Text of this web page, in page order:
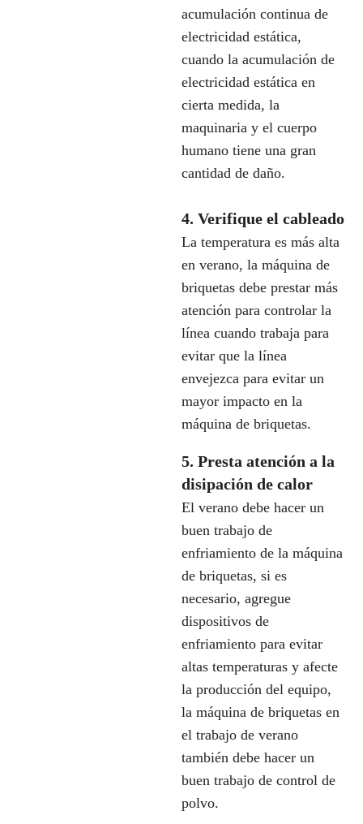
acumulación continua de
electricidad estática,
cuando la acumulación de
electricidad estática en
cierta medida, la
maquinaria y el cuerpo
humano tiene una gran
cantidad de daño.
4. Verifique el cableado
La temperatura es más alta
en verano, la máquina de
briquetas debe prestar más
atención para controlar la
línea cuando trabaja para
evitar que la línea
envejezca para evitar un
mayor impacto en la
máquina de briquetas.
5. Presta atención a la
disipación de calor
El verano debe hacer un
buen trabajo de
enfriamiento de la máquina
de briquetas, si es
necesario, agregue
dispositivos de
enfriamiento para evitar
altas temperaturas y afecte
la producción del equipo,
la máquina de briquetas en
el trabajo de verano
también debe hacer un
buen trabajo de control de
polvo.